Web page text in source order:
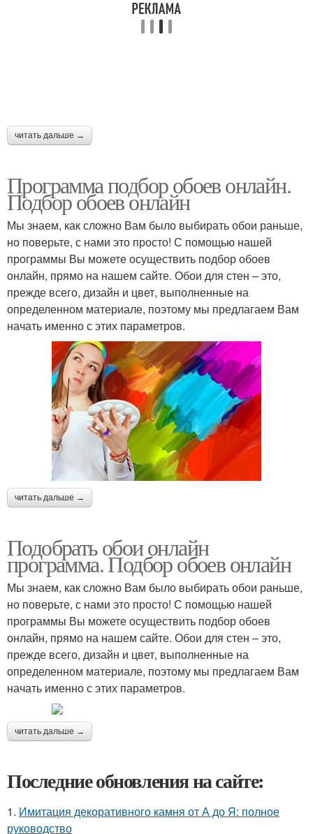
читать дальше →
Программа подбор обоев онлайн.
Подбор обоев онлайн
Мы знаем, как сложно Вам было выбирать обои раньше,
но поверьте, с нами это просто! С помощью нашей
программы Вы можете осуществить подбор обоев
онлайн, прямо на нашем сайте. Обои для стен – это,
прежде всего, дизайн и цвет, выполненные на
определенном материале, поэтому мы предлагаем Вам
начать именно с этих параметров.
читать дальше →
Подобрать обои онлайн
программа. Подбор обоев онлайн
Мы знаем, как сложно Вам было выбирать обои раньше,
но поверьте, с нами это просто! С помощью нашей
программы Вы можете осуществить подбор обоев
онлайн, прямо на нашем сайте. Обои для стен – это,
прежде всего, дизайн и цвет, выполненные на
определенном материале, поэтому мы предлагаем Вам
начать именно с этих параметров.
читать дальше →
Последние обновления на сайте:
1. Имитация декоративного камня от А до Я: полное
руководство